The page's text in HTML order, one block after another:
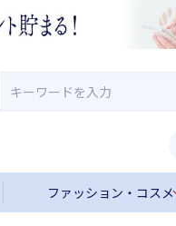
ファッション・コスメ